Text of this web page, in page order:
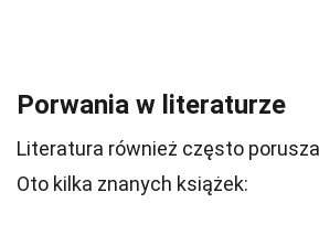
Porwania w literaturze
Literatura również często
Oto kilka znanych książek: